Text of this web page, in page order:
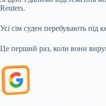
Reuters.
Усі сім суден перебувають під
Це перший раз, коли вони